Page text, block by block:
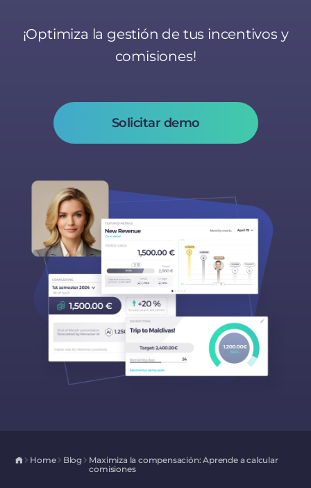
¡Optimiza la gestión de tus incentivos y
comisiones!
Solicitar demo
Home Blog
Maximiza la compensación: Aprende a calcular
comisiones